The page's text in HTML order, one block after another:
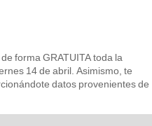
forma GRATUITA toda la
14 de abril. Asimismo, te
datos provenientes de